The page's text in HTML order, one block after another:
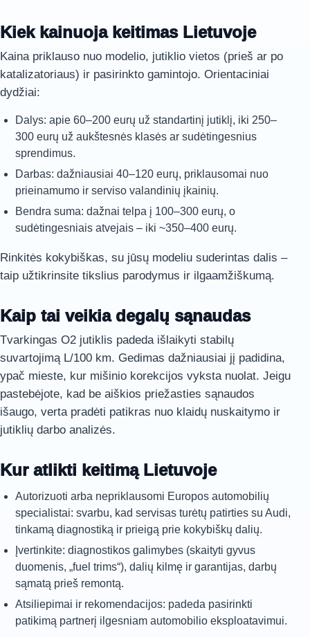
Kiek kainuoja keitimas Lietuvoje
Kaina priklauso nuo modelio, jutiklio vietos (prieš ar po
katalizatoriaus) ir pasirinkto gamintojo. Orientaciniai
dydžiai:
Dalys: apie 60–200 eurų už standartinį jutiklį, iki 250–
300 eurų už aukštesnės klasės ar sudėtingesnius
sprendimus.
Darbas: dažniausiai 40–120 eurų, priklausomai nuo
prieinamumo ir serviso valandinių įkainių.
Bendra suma: dažnai telpa į 100–300 eurų, o
sudėtingesniais atvejais – iki ~350–400 eurų.
Rinkitės kokybiškas, su jūsų modeliu suderintas dalis –
taip užtikrinsite tikslius parodymus ir ilgaamžiškumą.
Kaip tai veikia degalų sąnaudas
Tvarkingas O2 jutiklis padeda išlaikyti stabilų
suvartojimą L/100 km. Gedimas dažniausiai jį padidina,
ypač mieste, kur mišinio korekcijos vyksta nuolat. Jeigu
pastebėjote, kad be aiškios priežasties sąnaudos
išaugo, verta pradėti patikras nuo klaidų nuskaitymo ir
jutiklių darbo analizės.
Kur atlikti keitimą Lietuvoje
Autorizuoti arba nepriklausomi Europos automobilių
specialistai: svarbu, kad servisas turėtų patirties su Audi,
tinkamą diagnostiką ir prieigą prie kokybiškų dalių.
Įvertinkite: diagnostikos galimybes (skaityti gyvus
duomenis, „fuel trims“), dalių kilmę ir garantijas, darbų
sąmatą prieš remontą.
Atsiliepimai ir rekomendacijos: padeda pasirinkti
patikimą partnerį ilgesniam automobilio eksploatavimui.